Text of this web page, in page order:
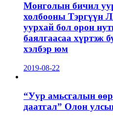
Монголын бичил
холбооны Тэргүүн
уурхай бол орон
баялгаасаа хүртэж
хэлбэр юм
2019-08-22
“Уур амьсгалын
даатгал” Олон